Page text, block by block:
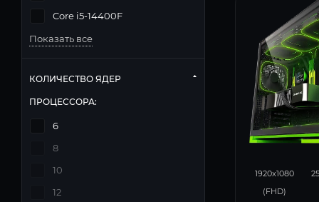
1920x1080
(FHD)
Core i5-14400F
Показать все
КОЛИЧЕСТВО ЯДЕР
ПРОЦЕССОРА:
6
8
10
12